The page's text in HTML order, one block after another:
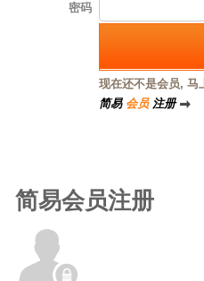
密码
现在还不是会员, 马
简易 会员注册
简易会员注册